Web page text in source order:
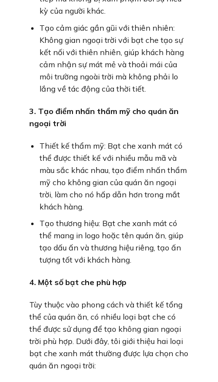
kỳ của người khác.
Tạo cảm giác gần gũi với thiên nhiên:
Không gian ngoại trời với bạt che tạo sự
kết nối với thiên nhiên, giúp khách hàng
cảm nhận sự mát mẻ và thoải mái của
môi trường ngoài trời mà không phải lo
lắng về tác động của thời tiết.
3. Tạo điểm nhấn thẩm mỹ cho quán ăn
ngoại trời
Thiết kế thẩm mỹ: Bạt che xanh mát có
thể được thiết kế với nhiều mẫu mã và
màu sắc khác nhau, tạo điểm nhấn thẩm
mỹ cho không gian của quán ăn ngoại
trời, làm cho nó hấp dẫn hơn trong mắt
khách hàng.
Tạo thương hiệu: Bạt che xanh mát có
thể mang in logo hoặc tên quán ăn, giúp
tạo dấu ấn và thương hiệu riêng, tạo ấn
tượng tốt với khách hàng.
4. Một số bạt che phù hợp
Tùy thuộc vào phong cách và thiết kế tổng
thể của quán ăn, có nhiều loại bạt che có
thể được sử dụng để tạo không gian ngoại
trời phù hợp. Dưới đây, tôi giới thiệu hai loại
bạt che xanh mát thường được lựa chọn cho
quán ăn ngoại trời: